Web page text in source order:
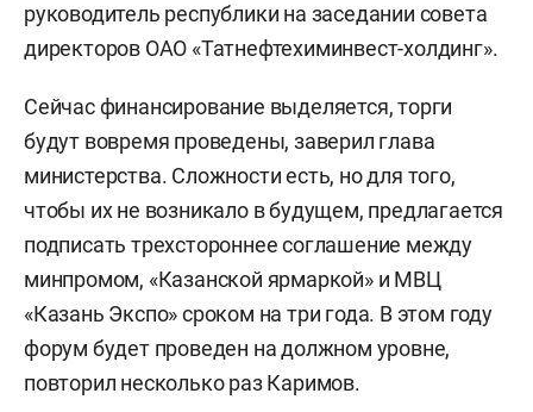
руководитель республики на заседании совета
директоров ОАО «Татнефтехиминвест-холдинг».
Сейчас финансирование выделяется, торги
будут вовремя проведены, заверил глава
министерства. Сложности есть, но для того,
чтобы их не возникало в будущем, предлагается
подписать трехстороннее соглашение между
минпромом, «Казанской ярмаркой» и МВЦ
«Казань Экспо» сроком на три года. В этом году
форум будет проведен на должном уровне,
повторил несколько раз Каримов.